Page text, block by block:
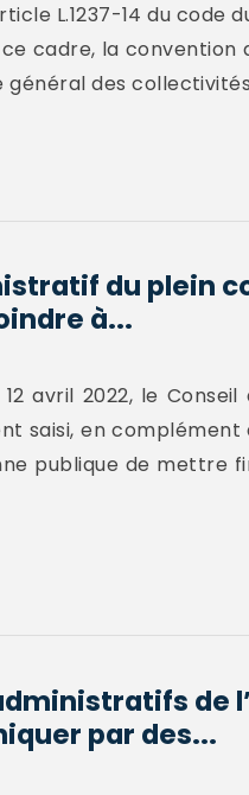
L.1237-14 du
cadre, la
général des
du plein
à...
avril 2022, le
saisi, en
publique de mettre
de
par des...